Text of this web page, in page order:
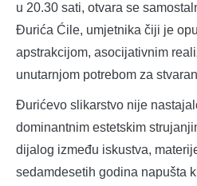
u 20.30 sati, otvara se
Đurića Ćile, umjetnika čiji je
apstrakcijom, asocijativnim
unutarnjom potrebom za
Đurićevo slikarstvo nije
dominantnim estetskim
dijalog između iskustva,
sedamdesetih godina napušta